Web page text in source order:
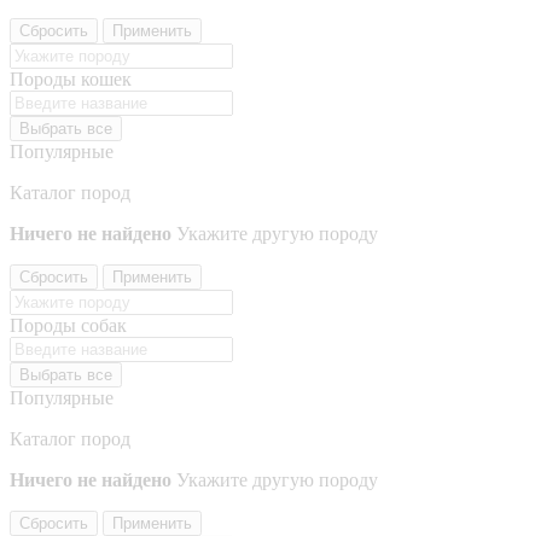
Сбросить Применить
Породы кошек
Выбрать все
Популярные
Каталог пород
Ничего не найдено Укажите другую породу
Сбросить Применить
Породы собак
Выбрать все
Популярные
Каталог пород
Ничего не найдено Укажите другую породу
Сбросить Применить